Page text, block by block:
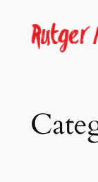
content